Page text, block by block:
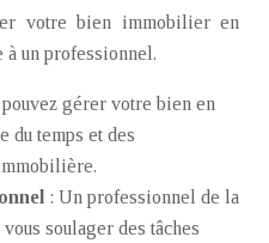
votre bien immobilier en
à un professionnel.
pouvez gérer votre bien en
du temps et des
: Un professionnel de la
soulager des tâches